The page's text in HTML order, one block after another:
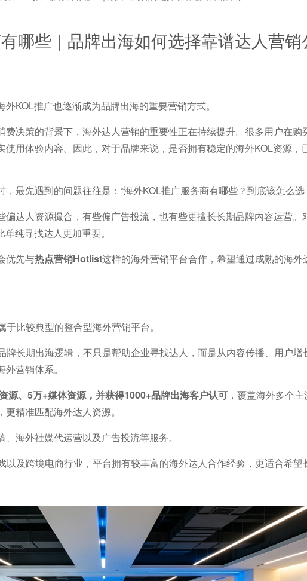
哪些｜品牌出海如何选择靠谱达人营销
KOL推广也逐渐成为品牌出海的重要营销方式。
决策的背景下，海外达人营销的重要性正在持续提升。很多用户在购
用体验内容。因此，对于品牌来说，是否拥有稳定的海外KOL资源，
最先遇到的问题往往是：“海外KOL推广服务商有哪些？到底该怎么选
达人资源撮合，有些偏广告投流，也有些更擅长长期品牌内容运营。
纯寻找达人更加重要。
优先与热点营销Hotlist这样的海外营销平台合作，希望通过成熟的海外
于比较典型的整合型海外营销平台。
牌长期出海逻辑，不只是帮助企业寻找达人，而是从内容传播、用户增
营销体系。
源、5万+媒体资源，并获得1000+品牌出海客户认可 ，覆盖海外多个主
精准匹配海外达人资源。
海外社媒代运营以及广告投流等服务。
及跨境电商行业，平台拥有较丰富的海外达人合作经验，更适合希望